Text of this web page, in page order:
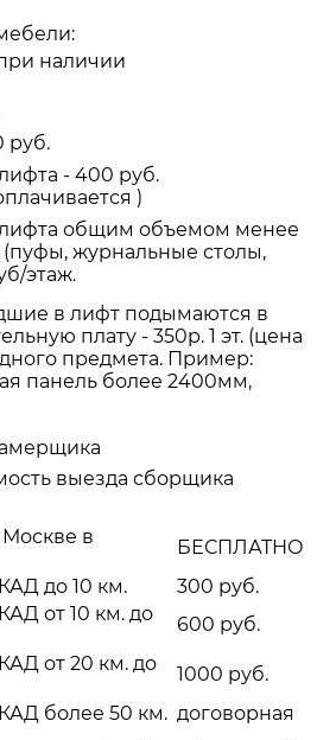
наличии
руб.
- 400 руб.
)
общим объемом менее
(пуфы, журнальные столы,
этаж.
в лифт подымаются в
плату - 350р. 1 эт. (цена
предмета. Пример:
панель более 2400мм,
выезда сборщика
в
БЕСПЛАТНО
до 10 км.
300 руб.
от 10 км. до
600 руб.
от 20 км. до
1000 руб.
более 50 км. договорная